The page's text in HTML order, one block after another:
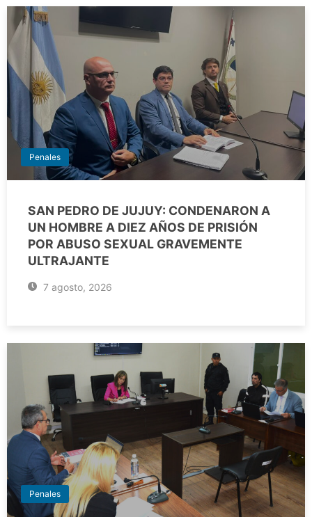
Penales
SAN PEDRO DE JUJUY: CONDENARON A
UN HOMBRE A DIEZ AÑOS DE PRISIÓN
POR ABUSO SEXUAL GRAVEMENTE
ULTRAJANTE
7 agosto, 2026
Penales